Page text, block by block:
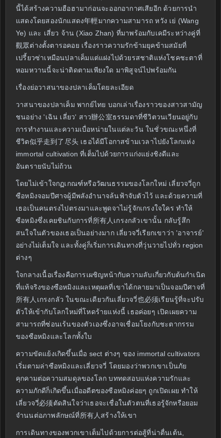
นี้ได้สร้างความฮือฮามาก่อนจะออกอากาศเสียอีก ด้วยการนำ
แสดงโดยสองนักแสดง年輕มากความสามารถ หวัง เย่ (Wang
Ye) และ เสี่ยว จ้าน (Xiao Zhan) ที่มาพร้อมกับเคมีระหว่างคู่ที่
觀眾ต่างตั้งตารอคอย เรื่องราวความรักข้ามยุคข้ามสมัยที่
เปรี้ยวซ่าเหมือนปลาเค็มแต่แฝงไปด้วยรสชาติแห่งโชคชะตาที่
หอมหวานนี้จะน่าติดตามเพียงใด มาพิสูจน์ไปพร้อมกัน
เรื่องย่อวาสนาของปลาเค็มโดยละเอียด
วาสนาของปลาเค็ม พากย์ไทย บอกเล่าเรื่องราวของสาวสามัญ
ชนอย่าง 'เฉิน เลี่ยว' สาว辦公室ธรรมดาที่ชีวิตวนเวียนอยู่กับ
การทำงานและความเบื่อหน่ายในแต่ละวัน ในชั่วขณะหนึ่งที่
ชีวิต似乎走到了尽头 เธอได้มีโอกาสข้ามเวลาไปยังโลกแห่ง
immortal cultivation ที่เต็มไปด้วยการแก่งแย่งชิงดีและ
อันตรายนับไม่ถ้วน
โดยไม่เข้าใจกฏเกณฑ์หรือวัฒนธรรมของโลกใหม่ เลี่ยวจวี่ถูก
ซือหมิงจอมปีศาจผู้มีพลังอำนาจล้นฟ้าจับตัวไว้ และด้วยความที่
เธอเป็นคนตรงไปตรงมาและพูดจาไม่รู้จักเกรงใจใคร ทำให้
ซือหมิงซึ่งเคยชินกับการที่所有人เกรงกลัวเขานั้น กลับรู้สึก
สนใจในตัวของเธอเป็นอย่างมาก เลี่ยวจวี่เรียกเขาว่า 'อาจารย์'
อย่างไม่เต็มใจ และทั้งคู่ก็เริ่มการเดินทางที่วุ่นวายไปทั่ว region
ต่างๆ
ใจกลางเนื้อเรื่องคือการเผชิญหน้ากับความลับเกี่ยวกับต้นกำเนิด
ที่แท้จริงของซือหมิงและเหตุผลที่เขาได้กลายมาเป็นจอมปีศาจที่
所有人เกรงกลัว ในขณะเดียวกันเลี่ยวจวี่也必须เรียนรู้ที่จะปรับ
ตัวให้เข้ากับโลกใหม่ที่โหดร้ายแห่งนี้ เธอค่อยๆ เปิดเผยความ
สามารถที่ซ่อนเร้นของตัวเองซึ่งอาจเชื่อมโยงกับชะตากรรม
ของซือหมิงและโลกทั้งใบ
ความขัดแย้งเกิดขึ้นเมื่อ sect ต่างๆ ของ immortal cultivators
เริ่มตามล่าซือหมิงและเลี่ยวจวี่ โดยมองว่าพวกเขาเป็นภัย
คุกคามต่อความสมดุลของโลก บททดสอบแห่งความรักและ
ความภักดีก็เกิดขึ้นเมื่ออดีตของซือหมิงค่อยๆ ถูกเปิดเผย ทำให้
เลี่ยวจวี่必须ตัดสินใจว่าเธอจะเชื่อในตัวตนที่เธอรู้จักหรือยอม
จำนนต่อภาพลักษณ์ที่所有人สร้างให้เขา
การเดินทางของพวกเขาเต็มไปด้วยการต่อสู้ที่น่าตื่นเต้น,